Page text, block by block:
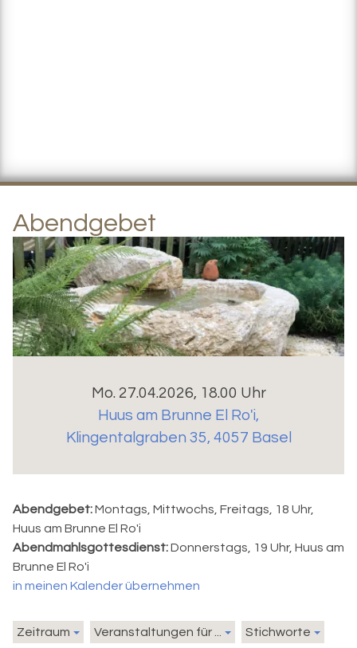
Abendgebet
Mo. 27.04.2026, 18.00 Uhr
Huus am Brunne El Ro'i,
Klingentalgraben 35, 4057 Basel
Abendgebet:Montags, Mittwochs, Freitags, 18 Uhr,
Huus am Brunne El Ro'i
Abendmahlsgottesdienst:Donnerstags, 19 Uhr, Huus am
Brunne El Ro'i
in meinen Kalender übernehmen
Zeitraum Veranstaltungen für ... Stichworte